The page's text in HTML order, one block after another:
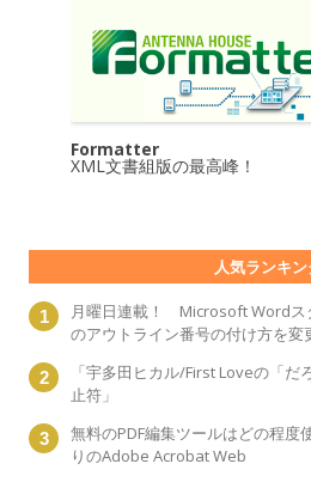
Formatter
XML文書組版の最高峰！
人気ランキン
月曜日連載！ Microsoft Wordス
のアウトライン番号の付け方を
「宇多田ヒカル/First Loveの「だ
止符」
無料のPDF編集ツールはどの程
りのAdobe Acrobat Web